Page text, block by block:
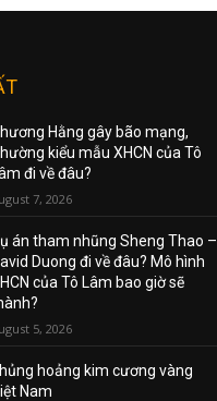
Hằng gây bão mạng,
kiểu mẫu XHCN của Tô
đi về đâu?
7, 2026
án tham nhũng Sheng Thao –
Duong đi về đâu? Mô hình
của Tô Lâm bao giờ sẽ
5, 2026
hoảng kim cương vàng
Nam